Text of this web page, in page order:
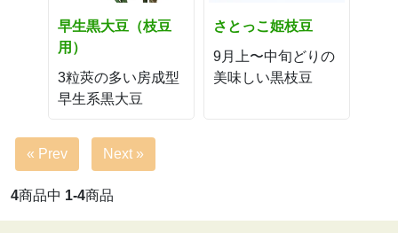
早生黒大豆（枝豆
用）
3粒莢の多い房成型
早生系黒大豆
さとっこ姫枝豆
9月上〜中旬どりの
美味しい黒枝豆
« Prev Next »
4商品中 1-4商品